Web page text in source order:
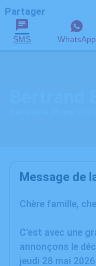
Partager
SMS WhatsApp
Message de
Chère famille,
C’est avec une
annonçons le
jeudi 28 mai